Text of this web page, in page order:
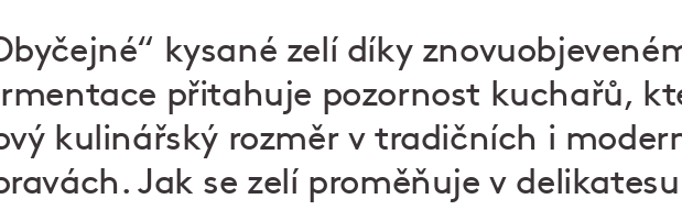
kysané zelí díky
přitahuje pozornost kuchařů,
kulinářský rozměr v tradičních i
Jak se zelí proměňuje v